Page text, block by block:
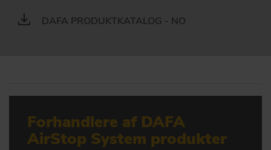
DAFA PRODUKTKATALOG - NO
Forhandlere af DAFA
AirStop System produkter